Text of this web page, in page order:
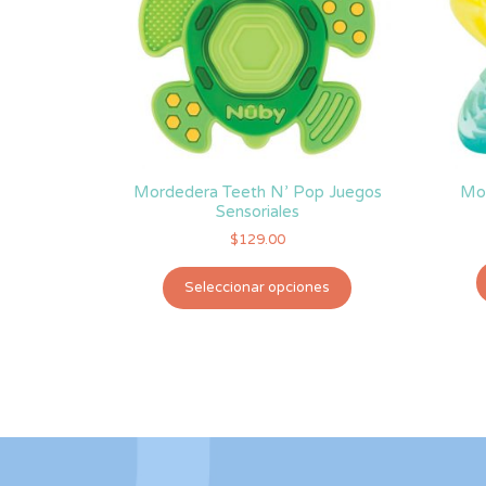
Mordedera Teeth N’ Pop Juegos
Sensoriales
$129.00
Seleccionar opciones
producto
se